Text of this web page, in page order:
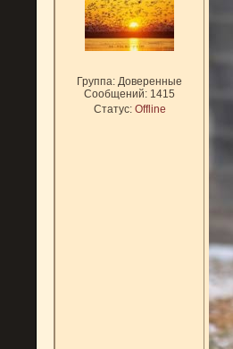
Группа: Доверенные
Сообщений: 1415
Статус: Offline